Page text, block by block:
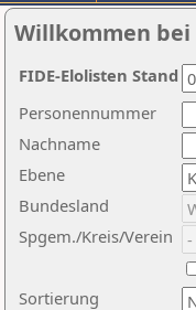
Willkommen bei
Nachname
Ebene
Sortierung
Personennummer
Bundesland
Spgem./Kreis/Verein
FIDE-Elolisten Stand